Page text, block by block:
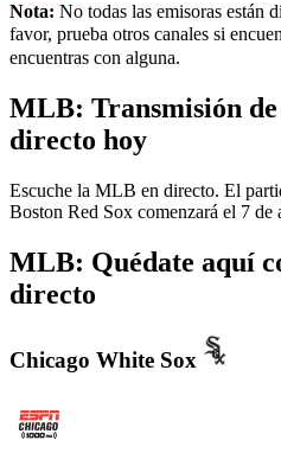
Nota: No todas las emisoras están
favor, prueba otros canales si
encuentras con alguna.
MLB: Transmisión
directo hoy
Escuche la MLB en directo. El
Boston Red Sox comenzará el 7 de
MLB: Quédate aquí
directo
Chicago White Sox